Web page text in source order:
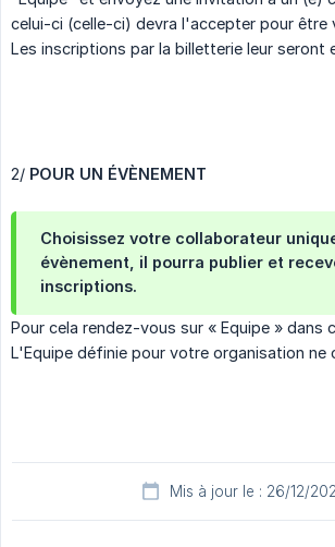
celui-ci (celle-ci) devra l'accepter pour être
Les inscriptions par la billetterie leur seront
2/ POUR UN ÉVÈNEMENT
Choisissez votre collaborateur
évènement, il pourra publier et
inscriptions.
Pour cela rendez-vous sur « Equipe » dans
L'Equipe définie pour votre organisation ne
Mis à jour le : 26/12/